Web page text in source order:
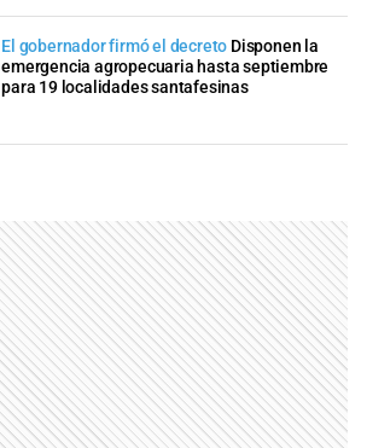
El gobernador firmó el decreto Disponen la
emergencia agropecuaria hasta septiembre
para 19 localidades santafesinas